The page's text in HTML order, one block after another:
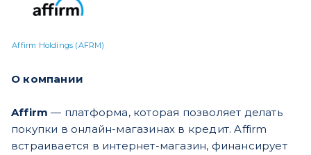
Affirm Holdings (AFRM)
О компании
Affirm — платформа, которая позволяет делать
покупки в онлайн-магазинах в кредит. Affirm
встраивается в интернет-магазин, финансирует